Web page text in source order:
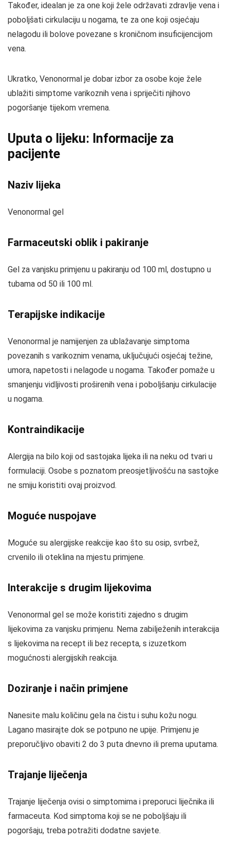
Također, idealan je za one koji žele održavati zdravlje vena i
poboljšati cirkulaciju u nogama, te za one koji osjećaju
nelagodu ili bolove povezane s kroničnom insuficijencijom
vena.
Ukratko, Venonormal je dobar izbor za osobe koje žele
ublažiti simptome varikoznih vena i spriječiti njihovo
pogoršanje tijekom vremena.
Uputa o lijeku: Informacije za
pacijente
Naziv lijeka
Venonormal gel
Farmaceutski oblik i pakiranje
Gel za vanjsku primjenu u pakiranju od 100 ml, dostupno u
tubama od 50 ili 100 ml.
Terapijske indikacije
Venonormal je namijenjen za ublažavanje simptoma
povezanih s varikoznim venama, uključujući osjećaj težine,
umora, napetosti i nelagode u nogama. Također pomaže u
smanjenju vidljivosti proširenih vena i poboljšanju cirkulacije
u nogama.
Kontraindikacije
Alergija na bilo koji od sastojaka lijeka ili na neku od tvari u
formulaciji. Osobe s poznatom preosjetljivošću na sastojke
ne smiju koristiti ovaj proizvod.
Moguće nuspojave
Moguće su alergijske reakcije kao što su osip, svrbež,
crvenilo ili oteklina na mjestu primjene.
Interakcije s drugim lijekovima
Venonormal gel se može koristiti zajedno s drugim
lijekovima za vanjsku primjenu. Nema zabilježenih interakcija
s lijekovima na recept ili bez recepta, s izuzetkom
mogućnosti alergijskih reakcija.
Doziranje i način primjene
Nanesite malu količinu gela na čistu i suhu kožu nogu.
Lagano masirajte dok se potpuno ne upije. Primjenu je
preporučljivo obaviti 2 do 3 puta dnevno ili prema uputama.
Trajanje liječenja
Trajanje liječenja ovisi o simptomima i preporuci liječnika ili
farmaceuta. Kod simptoma koji se ne poboljšaju ili
pogoršaju, treba potražiti dodatne savjete.